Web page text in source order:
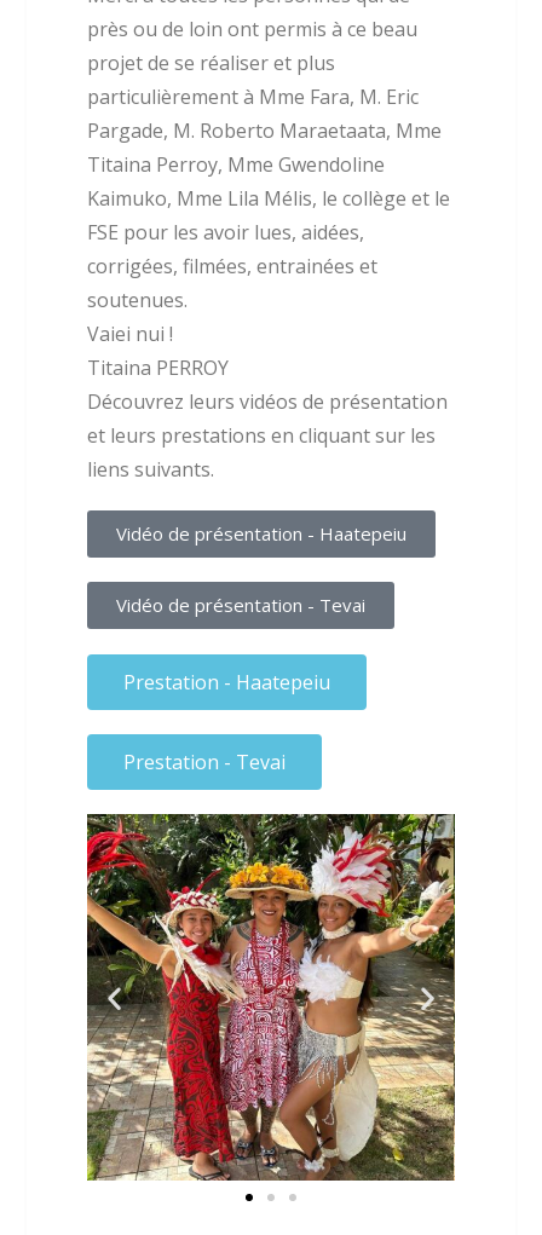
près ou de loin ont permis à ce beau
projet de se réaliser et plus
particulièrement à Mme Fara, M. Eric
Pargade, M. Roberto Maraetaata, Mme
Titaina Perroy, Mme Gwendoline
Kaimuko, Mme Lila Mélis, le collège et le
FSE pour les avoir lues, aidées,
corrigées, filmées, entrainées et
soutenues.
Vaiei nui !
Titaina PERROY
Découvrez leurs vidéos de présentation
et leurs prestations en cliquant sur les
liens suivants.
Vidéo de présentation - Haatepeiu
Vidéo de présentation - Tevai
Prestation - Haatepeiu
Prestation - Tevai